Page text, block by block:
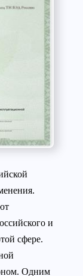
и
сфере.
Одним